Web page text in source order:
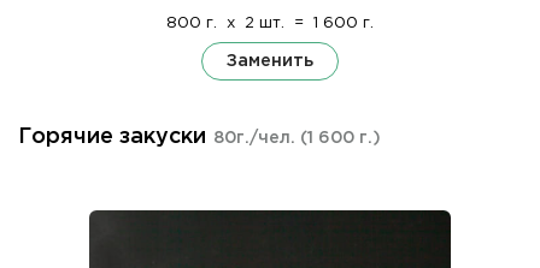
800 г. x 2 шт. = 1 600 г.
Заменить
Горячие закуски 80г./чел. (1 600 г.)